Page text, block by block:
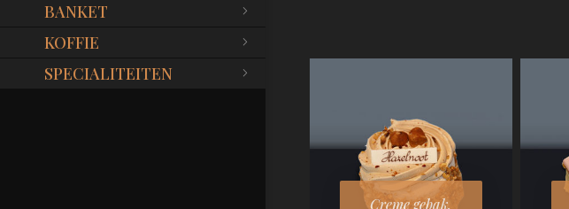
BANKET
KOFFIE
SPECIALITEITEN
Creme gebak.